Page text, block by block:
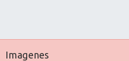
Imagenes